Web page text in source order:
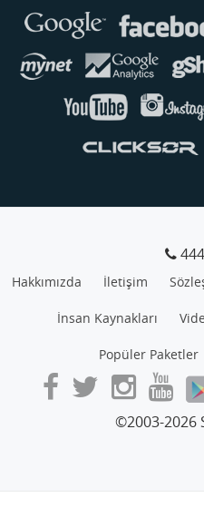
Hakkımızda İletişim
İnsan Kaynakları
Popüler Paketler
©2003-2026